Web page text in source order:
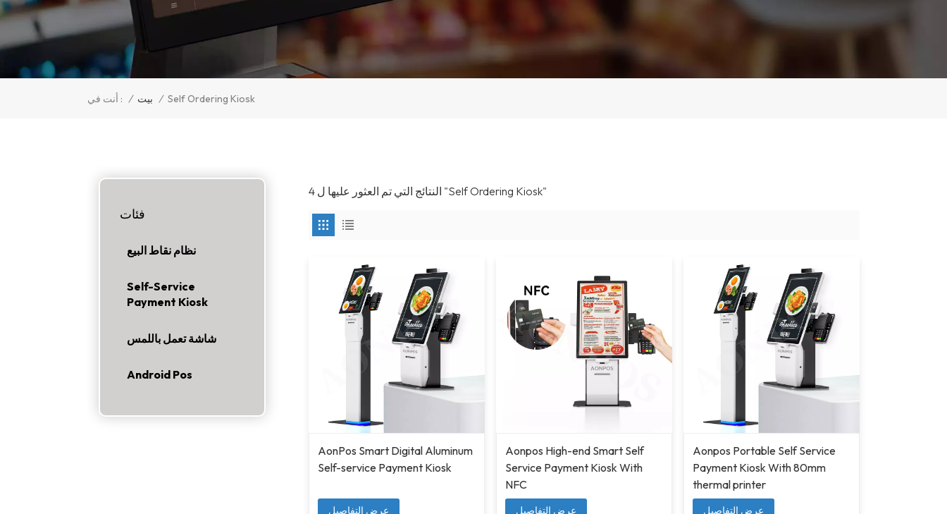
أنت في : / بيت / Self Ordering Kiosk
4 النتائج التي تم العثور عليها ل "Self Ordering Kiosk"
AonPos Smart Digital Aluminum
Self-service Payment Kiosk
عرض التفاصيل
Aonpos High-end Smart Self
Service Payment Kiosk With
NFC
عرض التفاصيل
Aonpos Portable Self Service
Payment Kiosk With 80mm
thermal printer
عرض التفاصيل
فئات
نظام نقاط البيع
Self-Service
Payment Kiosk
شاشة تعمل باللمس
Android Pos